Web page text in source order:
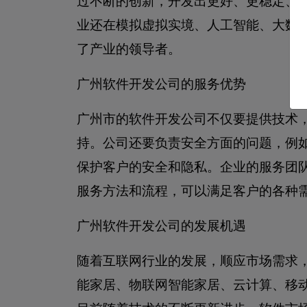
业还在模拟虚拟实境、人工智能、大数
了产业的领导者。
广州软件开发公司的服务优势
广州市的软件开发公司不仅要提供技术
持。公司还要负责安全方面的问题，例
保护客户的安全和隐私。企业的服务团
服务方法和流程，可以满足客户的各种
广州软件开发公司的发展机遇
随着互联网行业的发展，顺应市场需求
能家居、物联网智能家居、云计算、移